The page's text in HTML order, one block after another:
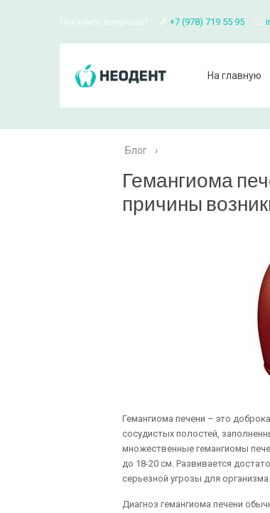
Остались вопросы? +7 (978) 719 55 95
На главную
Блог ›
Гемангиома
причины
Гемангиома печени – это
сосудистых полостей,
множественные гемангиомы
до 18-20 см. Развивается
серьезной угрозы для организма.
Диагноз гемангиома печени